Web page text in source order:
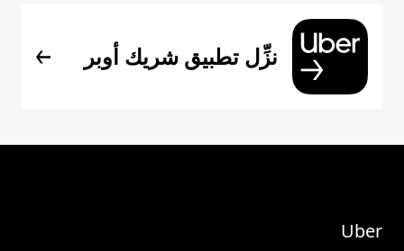
نزِّل تطبيق شريك أوبر
Uber